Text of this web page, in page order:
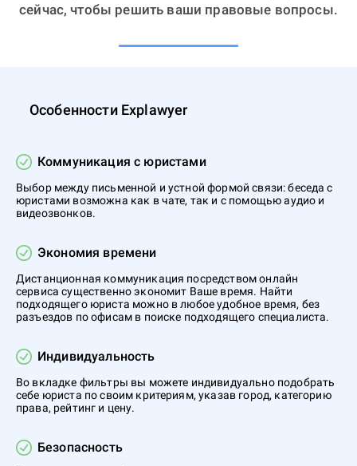
сейчас, чтобы решить ваши правовые вопросы.
Особенности Explawyer
Коммуникация с юристами
Выбор между письменной и устной формой связи: беседа с
юристами возможна как в чате, так и с помощью аудио и
видеозвонков.
Экономия времени
Дистанционная коммуникация посредством онлайн
сервиса существенно экономит Ваше время. Найти
подходящего юриста можно в любое удобное время, без
разъездов по офисам в поиске подходящего специалиста.
Индивидуальность
Во вкладке фильтры вы можете индивидуально подобрать
себе юриста по своим критериям, указав город, категорию
права, рейтинг и цену.
Безопасность